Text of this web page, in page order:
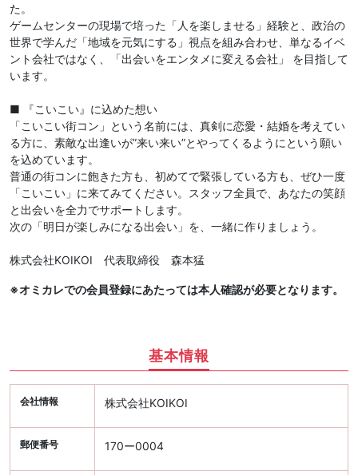
た。
ゲームセンターの現場で培った「人を楽しませる」経験と、政治の
世界で学んだ「地域を元気にする」視点を組み合わせ、単なるイベ
ント会社ではなく、「出会いをエンタメに変える会社」 を目指して
います。
■ 『こいこい』に込めた想い
「こいこい街コン」という名前には、真剣に恋愛・結婚を考えてい
る方に、素敵な出逢いが”来い来い”とやってくるようにという願い
を込めています。
普通の街コンに飽きた方も、初めてで緊張している方も、ぜひ一度
「こいこい」に来てみてください。スタッフ全員で、あなたの笑顔
と出会いを全力でサポートします。
次の「明日が楽しみになる出会い」を、一緒に作りましょう。
株式会社KOIKOI 代表取締役 森本猛
※オミカレでの会員登録にあたっては本人確認が必要となります。
基本情報
会社情報 株式会社KOIKOI
郵便番号 170ー0004